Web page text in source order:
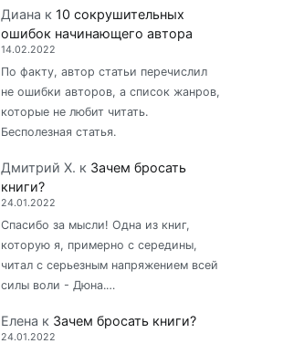
Диана к 10 сокрушительных
ошибок начинающего автора
14.02.2022
По факту, автор статьи перечислил
не ошибки авторов, а список жанров,
которые не любит читать.
Бесполезная статья.
Дмитрий Х. к Зачем бросать
книги?
24.01.2022
Спасибо за мысли! Одна из книг,
которую я, примерно с середины,
читал с серьезным напряжением всей
силы воли - Дюна.…
Елена к Зачем бросать книги?
24.01.2022